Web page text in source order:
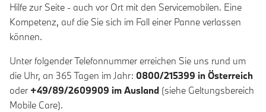
Hilfe zur Seite - auch vor Ort mit den Servicemobilen. Eine
Kompetenz, auf die Sie sich im Fall einer Panne verlassen
können.
Unter folgender Telefonnummer erreichen Sie uns rund um
die Uhr, an 365 Tagen im Jahr: 0800/215399 in Österreich
oder +49/89/2609909 im Ausland (siehe Geltungsbereich
Mobile Care).